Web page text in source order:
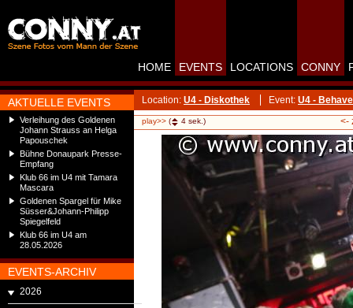
AKTUELLE EVENTS
Verleihung des Goldenen
Johann Strauss an Helga
Papouschek
Bühne Donaupark Presse-
Empfang
Klub 66 im U4 mit Tamara
Mascara
Goldenen Spargel für Mike
Süsser&Johann-Philipp
Spiegelfeld
Klub 66 im U4 am
28.05.2026
EVENTS-ARCHIV
2026
HOME EVENTS LOCATIONS CONNY
Location: U4 - Diskothek Event: U4 - Behave
play>> ( 4 sek.) <-